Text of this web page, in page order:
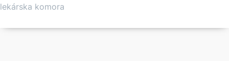
lekárska komora